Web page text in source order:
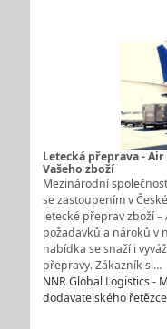
Letecká přeprava -
Vašeho zboží
Mezinárodní společnost
se zastoupením v
letecké přeprav zboží
požadavků a nároků v
nabídka se snaží i
přepravy. Zákazník si…
NNR Global Logistics -
dodavatelského